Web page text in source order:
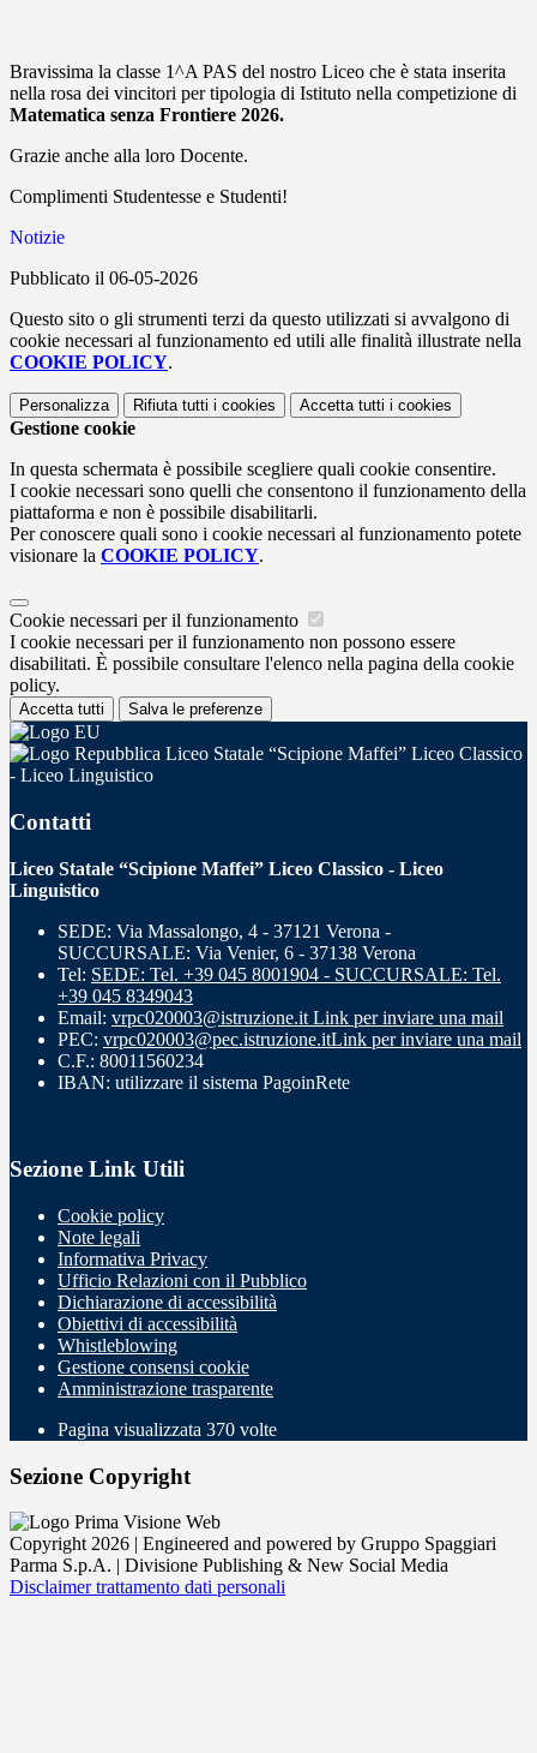
Bravissima la classe 1^A PAS del nostro Liceo che è stata inserita
nella rosa dei vincitori per tipologia di Istituto nella competizione di
Matematica senza Frontiere 2026.
Grazie anche alla loro Docente.
Complimenti Studentesse e Studenti!
Notizie
Pubblicato il 06-05-2026
Questo sito o gli strumenti terzi da questo utilizzati si avvalgono di
cookie necessari al funzionamento ed utili alle finalità illustrate nella
COOKIE POLICY.
Personalizza Rifiuta tutti i cookies Accetta tutti i cookies
Gestione cookie
In questa schermata è possibile scegliere quali cookie consentire.
I cookie necessari sono quelli che consentono il funzionamento della
piattaforma e non è possibile disabilitarli.
Per conoscere quali sono i cookie necessari al funzionamento potete
visionare la COOKIE POLICY.
Cookie necessari per il funzionamento
I cookie necessari per il funzionamento non possono essere
disabilitati. È possibile consultare l'elenco nella pagina della cookie
policy.
Accetta tutti Salva le preferenze
Liceo Statale “Scipione Maffei” Liceo Classico
- Liceo Linguistico
Contatti
Liceo Statale “Scipione Maffei” Liceo Classico - Liceo
Linguistico
SEDE: Via Massalongo, 4 - 37121 Verona -
SUCCURSALE: Via Venier, 6 - 37138 Verona
Tel: SEDE: Tel. +39 045 8001904 - SUCCURSALE: Tel.
+39 045 8349043
Email: vrpc020003@istruzione.it Link per inviare una mail
PEC: vrpc020003@pec.istruzione.itLink per inviare una mail
C.F.: 80011560234
IBAN: utilizzare il sistema PagoinRete
Sezione Link Utili
Cookie policy
Note legali
Informativa Privacy
Ufficio Relazioni con il Pubblico
Dichiarazione di accessibilità
Obiettivi di accessibilità
Whistleblowing
Gestione consensi cookie
Amministrazione trasparente
Pagina visualizzata 370 volte
Sezione Copyright
Copyright 2026 | Engineered and powered by Gruppo Spaggiari
Parma S.p.A. | Divisione Publishing & New Social Media
Disclaimer trattamento dati personali